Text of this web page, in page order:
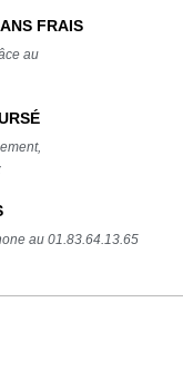
FRAIS
au
au 01.83.64.13.65